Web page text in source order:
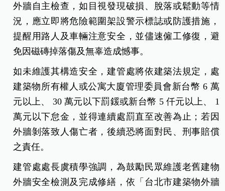
外牆自主檢查，如目視發現破損、脫落或鬆動等情
況，應立即將危險範圍架設警示標誌或防護措施，
提醒用路人及車輛注意安全，並儘速僱工修復，避
免因磁磚掉落傷及無辜造成憾事。
如未維護其構造安全，建管處將依建築法規定，處
建築物所有權人或公寓大廈管理委員會新台幣 6 萬
元以上、 30 萬元以下罰鍰或新台幣 5 仟元以上、 1
萬元以下怠金，並得連續處罰直至改善為止；若因
外牆剝落致人傷亡者，後續恐將面對民、刑事賠償
之責任。
建管處處長虞積學強調，為鼓勵民眾維護老舊建物
外牆安全檢測及完成修繕，依「台北市建築物外牆